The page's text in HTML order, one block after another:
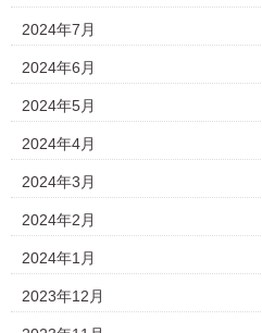
2024年7月
2024年6月
2024年5月
2024年4月
2024年3月
2024年2月
2024年1月
2023年12月